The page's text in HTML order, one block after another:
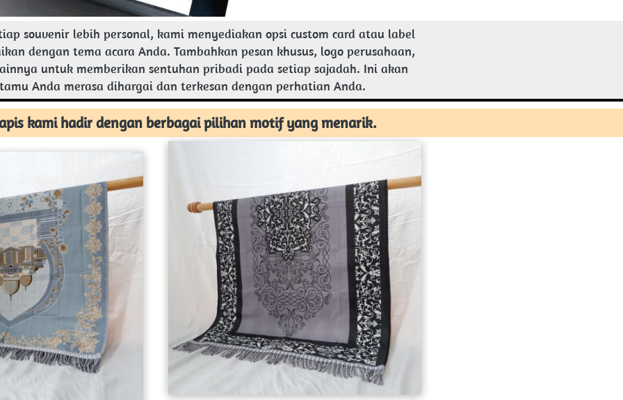
souvenir lebih personal, kami menyediakan opsi custom card atau label
dengan tema acara Anda. Tambahkan pesan khusus, logo perusahaan,
untuk memberikan sentuhan pribadi pada setiap sajadah. Ini akan
Anda merasa dihargai dan terkesan dengan perhatian Anda.
kami hadir dengan berbagai pilihan motif yang menarik.